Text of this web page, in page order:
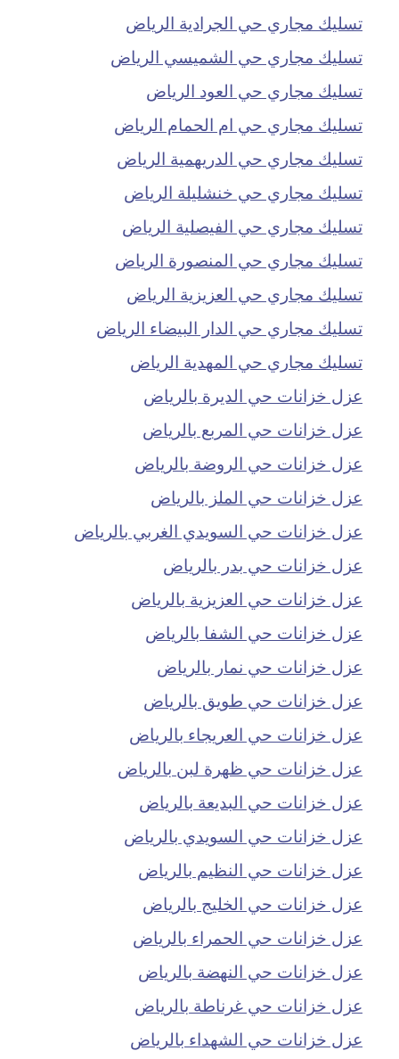
تسليك مجاري حي الجرادية الرياض
تسليك مجاري حي الشميسي الرياض
تسليك مجاري حي العود الرياض
تسليك مجاري حي ام الحمام الرياض
تسليك مجاري حي الدريهمية الرياض
تسليك مجاري حي خنشليلة الرياض
تسليك مجاري حي الفيصلية الرياض
تسليك مجاري حي المنصورة الرياض
تسليك مجاري حي العزيزية الرياض
تسليك مجاري حي الدار البيضاء الرياض
تسليك مجاري حي المهدية الرياض
عزل خزانات حي الديرة بالرياض
عزل خزانات حي المربع بالرياض
عزل خزانات حي الروضة بالرياض
عزل خزانات حي الملز بالرياض
عزل خزانات حي السويدي الغربي بالرياض
عزل خزانات حي بدر بالرياض
عزل خزانات حي العزيزية بالرياض
عزل خزانات حي الشفا بالرياض
عزل خزانات حي نمار بالرياض
عزل خزانات حي طويق بالرياض
عزل خزانات حي العريجاء بالرياض
عزل خزانات حي ظهرة لبن بالرياض
عزل خزانات حي البديعة بالرياض
عزل خزانات حي السويدي بالرياض
عزل خزانات حي النظيم بالرياض
عزل خزانات حي الخليج بالرياض
عزل خزانات حي الحمراء بالرياض
عزل خزانات حي النهضة بالرياض
عزل خزانات حي غرناطة بالرياض
عزل خزانات حي الشهداء بالرياض